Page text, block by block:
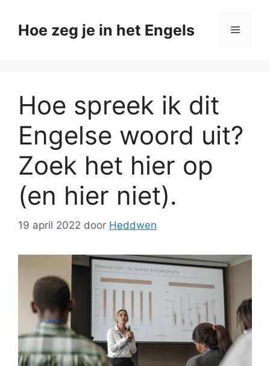
naarHoe zeg je in het Engels Menu
Hoe spreek ik dit
Engelse woord uit?
Zoek het hier op
(en hier niet).
19 april 2022 door Heddwen